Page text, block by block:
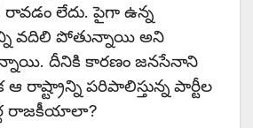
రావడం లేదు. పైగా ఉన్న
వదిలి పోతున్నాయి అని
దీనికి కారణం జనసేనాని
ఆ రాష్ట్రాన్ని పరిపాలిస్తున్న పార్టీల
రాజకీయాలా?